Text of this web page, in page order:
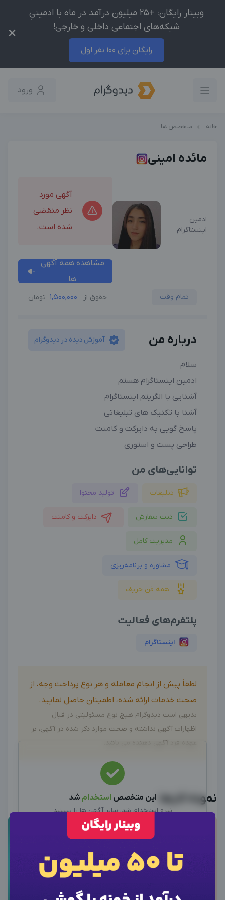
وبینار رایگان: +25 میلیون درآمد در ماه با ادمینیِ
شبکه‌های اجتماعی داخلی و خارجی!
رایگان برای 100 نفر اول
×
ورود
خانه متخصص ها
مائده امینی
ادمین
اینستاگرام
آگهی مورد
نظر منقضی
شده است.
مشاهده همه آگهی
ها
تمام وقت حقوق از 1,500,000 تومان
درباره من آموزش دیده در دیدوگرام
سلام
ادمین اینستاگرام هستم
آشنایی با الگریتم اینستاگرام
آشنا با تکنیک های تبلیغاتی
پاسخ گویی به دایرکت و کامنت
طراحی پست و استوری
توانایی‌های من
تبلیغات تولید محتوا
ثبت سفارش دایرکت و کامنت
مدیریت کامل
مشاوره و برنامه‌ریزی
همه فن حریف
پلتفرم‌های فعالیت
اینستاگرام
لطفاً پیش از انجام معامله و هر نوع پرداخت وجه، از
صحت خدمات ارائه شده، اطمینان حاصل نمایید.
بدیهی است دیدوگرام هیچ نوع مسئولیتی در قبال
اظهارات آگهی نداشته و صحت موارد ذکر شده در آگهی، بر
عهده فرد آگهی دهنده می باشد.
این متخصص استخدام شد
نیرو استخدام شد، سایر آگهی ها را ببینید
سایر متخصصین
نمونه کارها
اطلاعات تماس
ورود به حساب کاربری
شماره موبایل خود را وارد کنید
وارد حساب کاربری شوید